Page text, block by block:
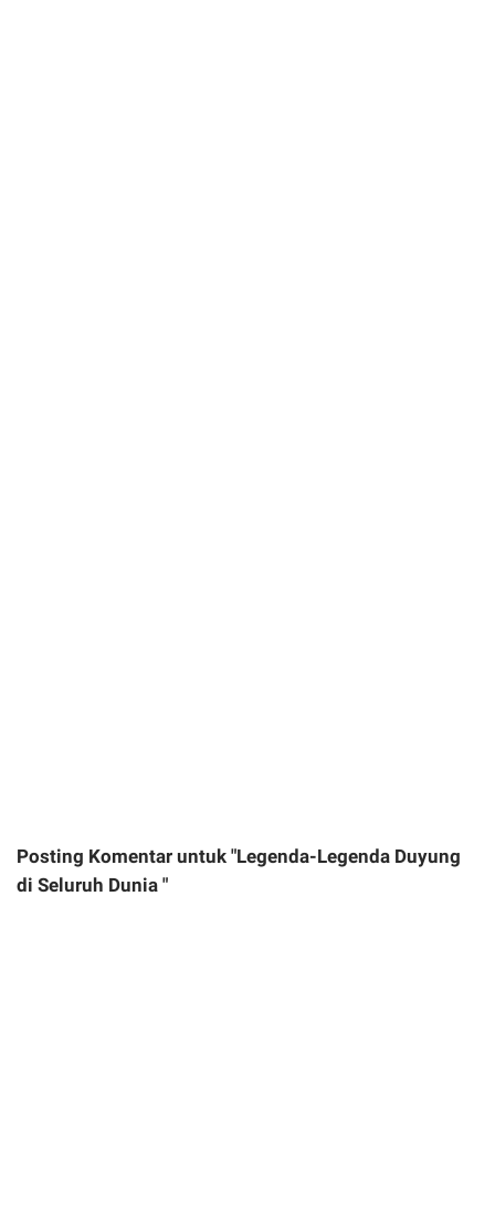
Posting Komentar untuk "Legenda-Legenda Duyung
di Seluruh Dunia "